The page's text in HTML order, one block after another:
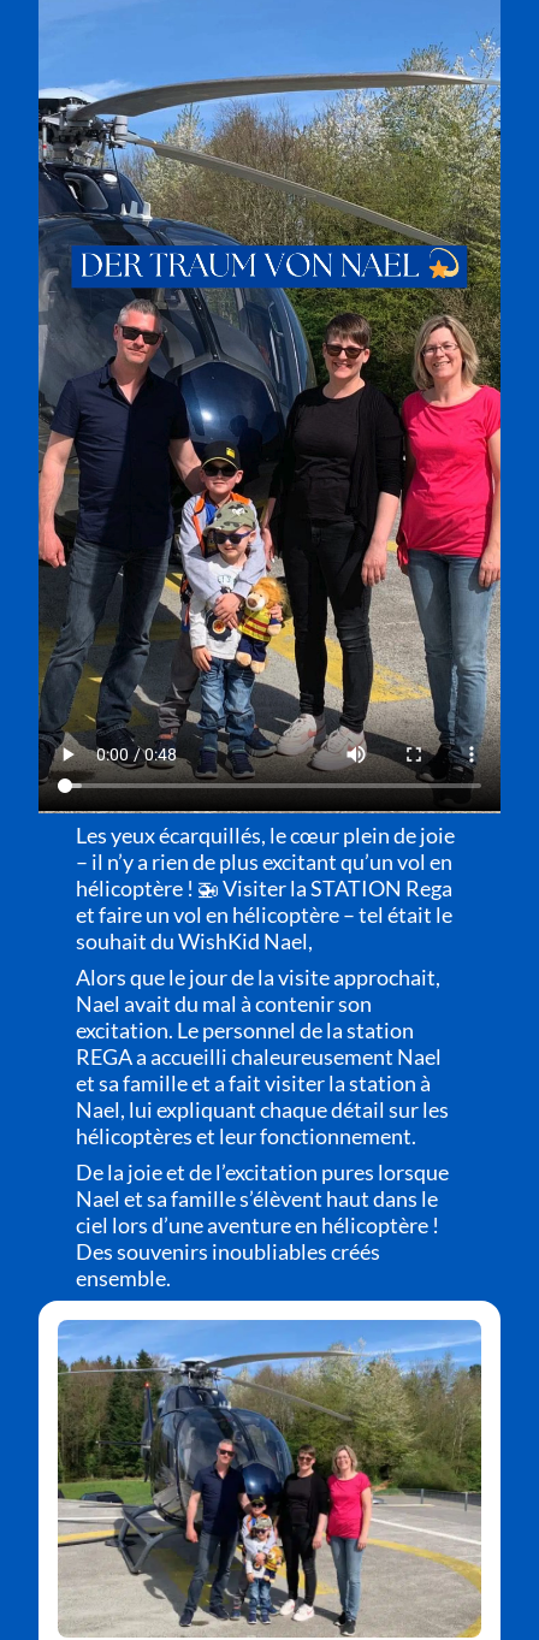
Les yeux écarquillés, le cœur plein de joie
– il n’y a rien de plus excitant qu’un vol en
hélicoptère ! 🚁 Visiter la STATION Rega
et faire un vol en hélicoptère – tel était le
souhait du WishKid Nael,
Alors que le jour de la visite approchait,
Nael avait du mal à contenir son
excitation. Le personnel de la station
REGA a accueilli chaleureusement Nael
et sa famille et a fait visiter la station à
Nael, lui expliquant chaque détail sur les
hélicoptères et leur fonctionnement.
De la joie et de l’excitation pures lorsque
Nael et sa famille s’élèvent haut dans le
ciel lors d’une aventure en hélicoptère !
Des souvenirs inoubliables créés
ensemble.